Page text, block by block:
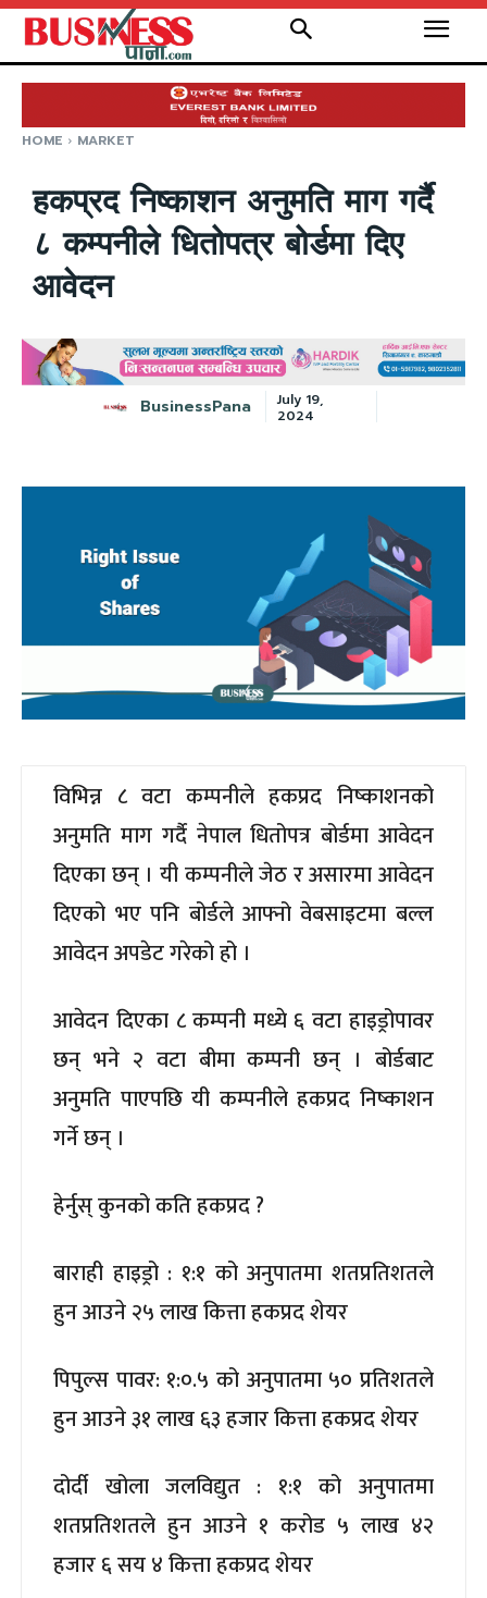
HOME MARKET
हकप्रद निष्काशन अनुमति माग गर्दै
८ कम्पनीले धितोपत्र बोर्डमा दिए
आवेदन
BusinessPana
July 19,
2024
विभिन्न ८ वटा कम्पनीले हकप्रद निष्काशनको
अनुमति माग गर्दै नेपाल धितोपत्र बोर्डमा आवेदन
दिएका छन् । यी कम्पनीले जेठ र असारमा आवेदन
दिएको भए पनि बोर्डले आफ्नो वेबसाइटमा बल्ल
आवेदन अपडेट गरेको हो ।
आवेदन दिएका ८ कम्पनी मध्ये ६ वटा हाइड्रोपावर
छन् भने २ वटा बीमा कम्पनी छन् । बोर्डबाट
अनुमति पाएपछि यी कम्पनीले हकप्रद निष्काशन
गर्ने छन् ।
हेर्नुस् कुनको कति हकप्रद ?
बाराही हाइड्रो : १:१ को अनुपातमा शतप्रतिशतले
हुन आउने २५ लाख कित्ता हकप्रद शेयर
पिपुल्स पावर: १:०.५ को अनुपातमा ५० प्रतिशतले
हुन आउने ३१ लाख ६३ हजार कित्ता हकप्रद शेयर
दोर्दी खोला जलविद्युत : १:१ को अनुपातमा
शतप्रतिशतले हुन आउने १ करोड ५ लाख ४२
हजार ६ सय ४ कित्ता हकप्रद शेयर